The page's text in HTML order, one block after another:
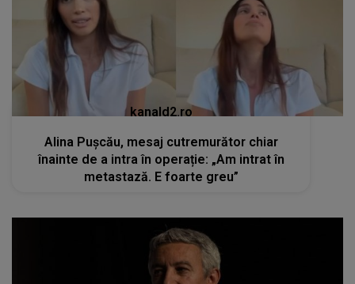
kanald2.ro
Alina Pușcău, mesaj cutremurător chiar
înainte de a intra în operație: „Am intrat în
metastază. E foarte greu”